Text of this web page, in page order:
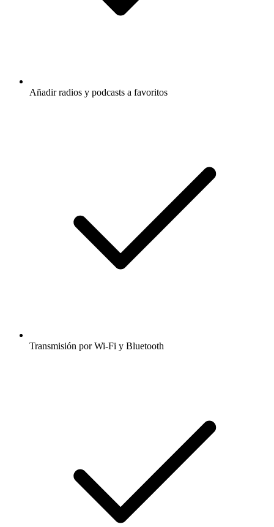
Añadir radios y podcasts a favoritos
Transmisión por Wi-Fi y Bluetooth